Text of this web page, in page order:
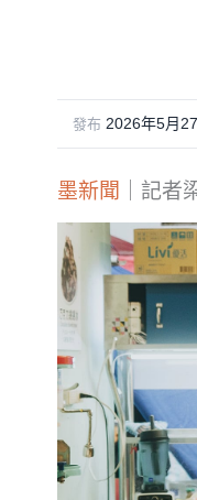
發布 2026年5月
墨新聞 ｜記者